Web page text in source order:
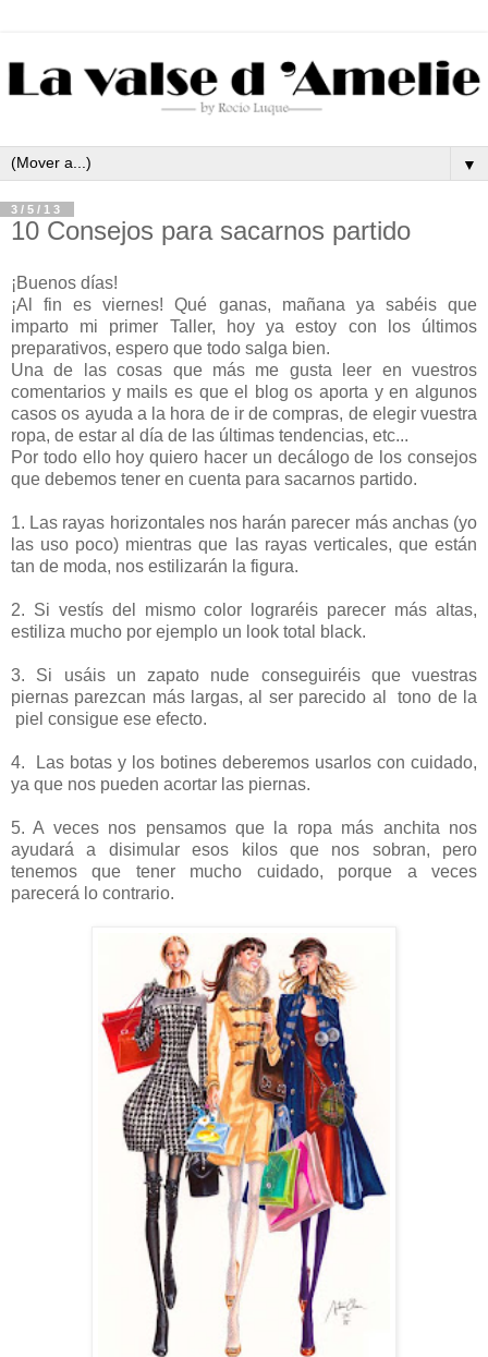
▼
3/5/13
10 Consejos para sacarnos partido
¡Buenos días!
¡Al fin es viernes! Qué ganas, mañana ya sabéis que
imparto mi primer Taller, hoy ya estoy con los últimos
preparativos, espero que todo salga bien.
Una de las cosas que más me gusta leer en vuestros
comentarios y mails es que el blog os aporta y en algunos
casos os ayuda a la hora de ir de compras, de elegir vuestra
ropa, de estar al día de las últimas tendencias, etc...
Por todo ello hoy quiero hacer un decálogo de los consejos
que debemos tener en cuenta para sacarnos partido.
1. Las rayas horizontales nos harán parecer más anchas (yo
las uso poco) mientras que las rayas verticales, que están
tan de moda, nos estilizarán la figura.
2. Si vestís del mismo color lograréis parecer más altas,
estiliza mucho por ejemplo un look total black.
3. Si usáis un zapato nude conseguiréis que vuestras
piernas parezcan más largas, al ser parecido al tono de la
piel consigue ese efecto.
4. Las botas y los botines deberemos usarlos con cuidado,
ya que nos pueden acortar las piernas.
5. A veces nos pensamos que la ropa más anchita nos
ayudará a disimular esos kilos que nos sobran, pero
tenemos que tener mucho cuidado, porque a veces
parecerá lo contrario.